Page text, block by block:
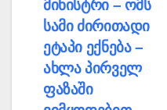
მინისტრი – ომს
სამი ძირითადი
ეტაპი ექნება –
ახლა პირველ
ფაზაში